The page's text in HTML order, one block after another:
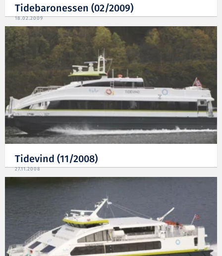
Tidebaronessen (02/2009)
18.02.2009
Tidevind (11/2008)
27.11.2008